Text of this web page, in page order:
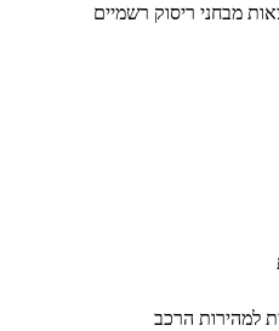
מבחני ריסוק רשמיים